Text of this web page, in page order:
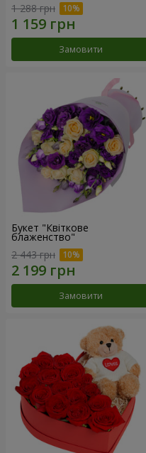
1 288 грн
Замовити
Букет "Квіткове
блаженство"
2 443 грн
Замовити